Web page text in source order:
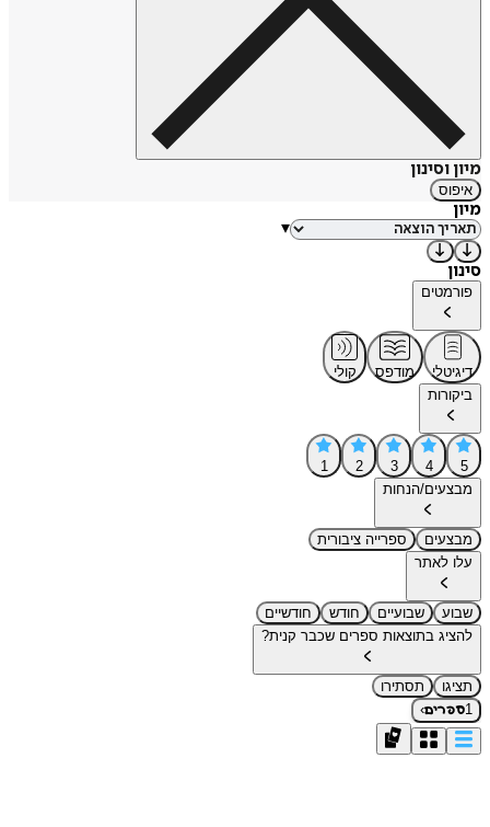
מיון וסינון
איפוס
מיון
▾
סינון
פורמטים
דיגיטלי מודפס
קולי
ביקורות
5
4
3
2
1
מבצעים/הנחות
מבצעים
ספרייה ציבורית
עלו לאתר
שבוע שבועיים חודש
חודשיים
להציג בתוצאות ספרים שכבר קנית?
תציגו
תסתירו
1ספרים›